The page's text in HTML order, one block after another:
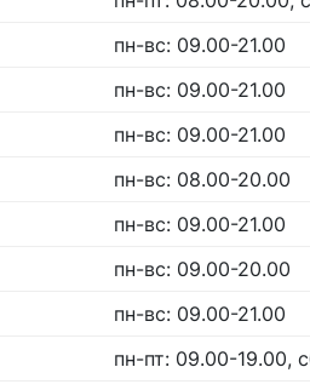
пн-вс: 09.00-21.00
пн-вс: 09.00-21.00
пн-вс: 09.00-21.00
пн-вс: 08.00-20.00
пн-вс: 09.00-21.00
пн-вс: 09.00-20.00
пн-вс: 09.00-21.00
пн-пт: 09.00-19.00,